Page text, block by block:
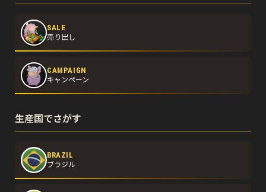
SALE
売り出し
CAMPAIGN
キャンペーン
生産国でさがす
BRAZIL
ブラジル